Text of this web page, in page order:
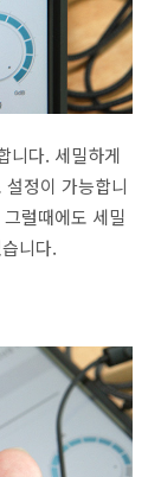
니다. 세밀하게
정이 가능합니
럴때에도 세밀
니다.